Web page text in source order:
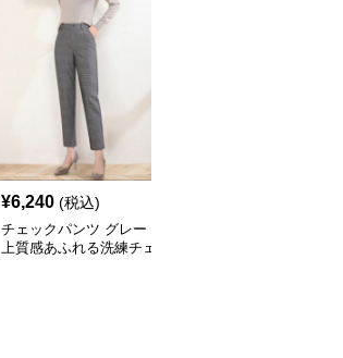
¥6,240 (税込)
チェックパンツ グレー
上質感あふれる洗練チェ